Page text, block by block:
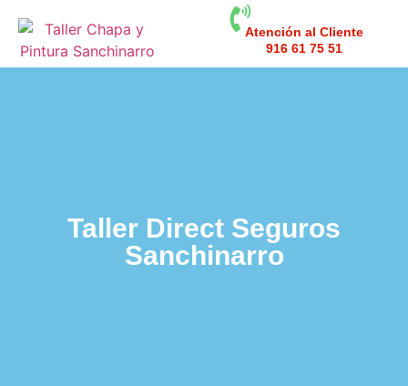
Atención al Cliente
916 61 75 51
Taller Direct Seguros
Sanchinarro